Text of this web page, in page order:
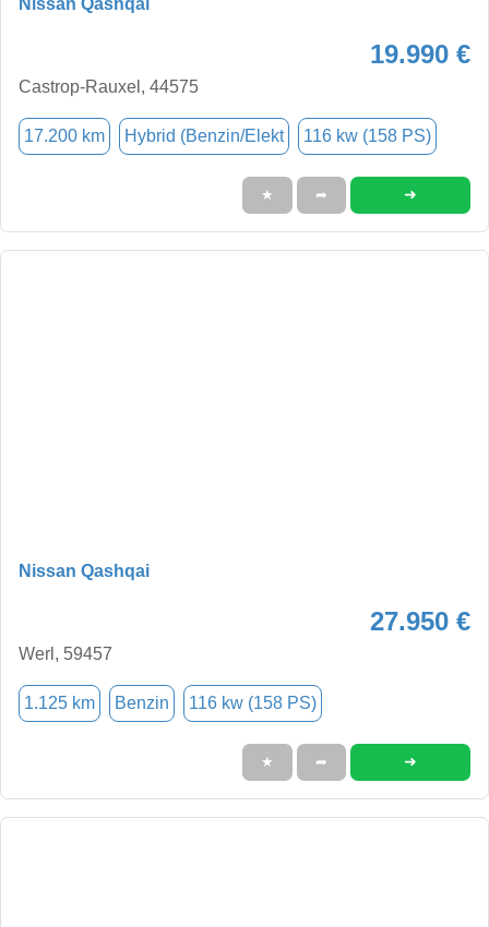
19.990 €
Castrop-Rauxel, 44575
17.200 km Hybrid (Benzin/Elekt 116 kw (158 PS)
★ ➦ ➜
Nissan Qashqai
27.950 €
Werl, 59457
1.125 km Benzin 116 kw (158 PS)
★ ➦ ➜